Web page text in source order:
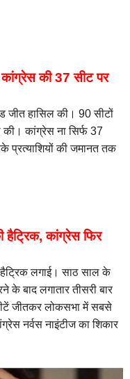
कांग्रेस की 37 सीट पर
जीत हासिल की। 90 सीटों
कांग्रेस ना सिर्फ 37
प्रत्याशियों की जमानत तक
हैट्रिक, कांग्रेस फिर
लगाई। साठ साल के
के बाद लगातार तीसरी बार
जीतकर लोकसभा में सबसे
नर्वस नाइंटीज का शिकार